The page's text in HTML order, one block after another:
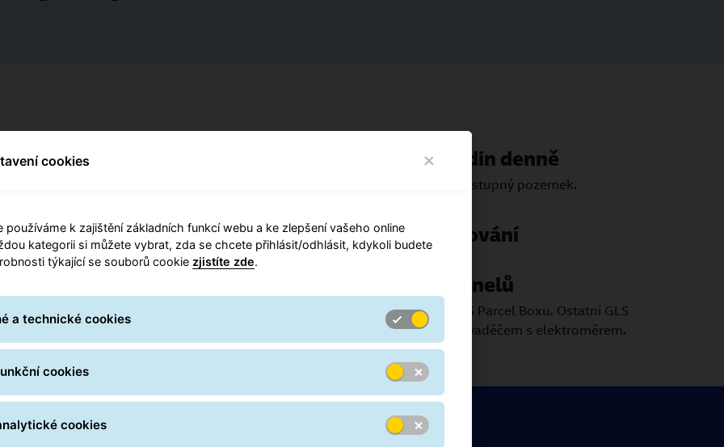
centra, atd.
Pozemek dostupný 24 hodin denně
Z veřejné komunikace bez problémů dostupný pozemek.
Možnost dočasného parkování
boxu
Bez zastínění solárních panelů
Pouze v případě instalace solárního GLS Parcel Boxu. Ostatní GLS
Parcel boxy jsou vybaveny vlastním rozvaděčem s elektroměrem.
cookies
používáme k zajištění základních funkcí webu a ke zlepšení vašeho online
kategorii si můžete vybrat, zda se chcete přihlásit/odhlásit, kdykoli budete
týkající se souborů cookie zjistíte zde.
a technické cookies
cookies
cookies